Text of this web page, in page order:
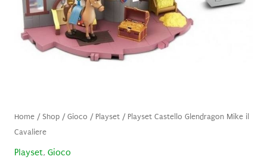
Home/ Shop/Gioco / Playset/ Playset Castello Glendragon Mike il
Cavaliere
Playset, Gioco